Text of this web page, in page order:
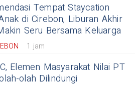
Tempat Staycation
di Cirebon, Liburan Akhir
Seru Bersama Keluarga
1 jam
Elemen Masyarakat Nilai PT
olah Dilindungi